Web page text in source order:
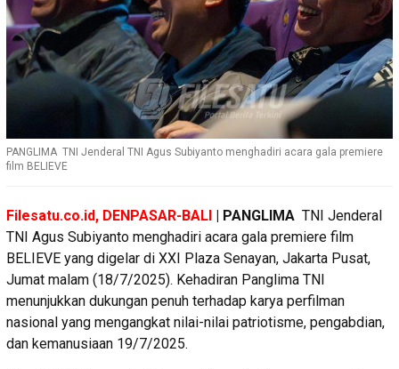
PANGLIMA TNI Jenderal TNI Agus Subiyanto menghadiri acara gala premiere
film BELIEVE
Filesatu.co.id, DENPASAR-BALI | PANGLIMA TNI Jenderal
TNI Agus Subiyanto menghadiri acara gala premiere film
BELIEVE yang digelar di XXI Plaza Senayan, Jakarta Pusat,
Jumat malam (18/7/2025). Kehadiran Panglima TNI
menunjukkan dukungan penuh terhadap karya perfilman
nasional yang mengangkat nilai-nilai patriotisme, pengabdian,
dan kemanusiaan 19/7/2025.